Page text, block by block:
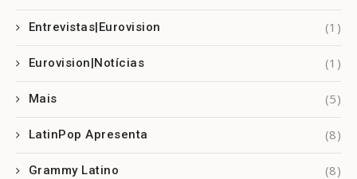
Entrevistas|Eurovision (1)
Eurovision|Notícias (1)
Mais (5)
LatinPop Apresenta (8)
Grammy Latino (8)